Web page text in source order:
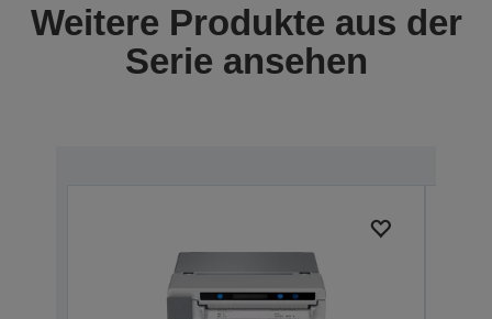
Weitere Produkte aus der
Serie ansehen